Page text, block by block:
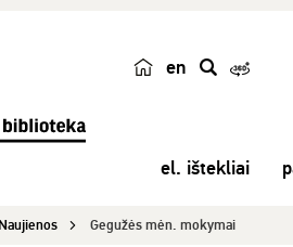
en
e
k
el. ištekliai
Naujienos Gegužės mėn. mokymai